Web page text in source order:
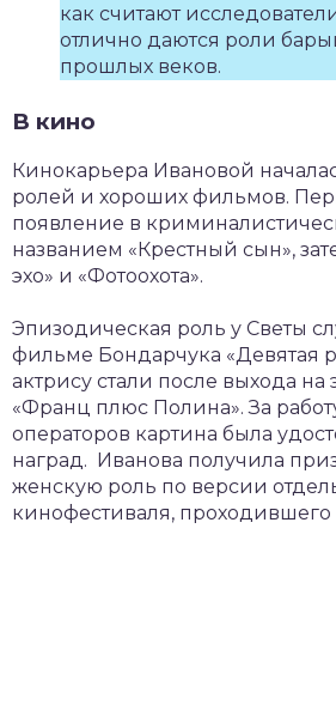
как считают
отлично даются роли
прошлых веков.
В кино
Кинокарьера Ивановой
ролей и хороших фильмов.
появление в
названием «Крестный сын»,
эхо» и «Фотоохота».
Эпизодическая роль у Светы
фильме Бондарчука «Девятая
актрису стали после выхода
«Франц плюс Полина». За
операторов картина была
наград. Иванова получила
женскую роль по версии
кинофестиваля, проходившего